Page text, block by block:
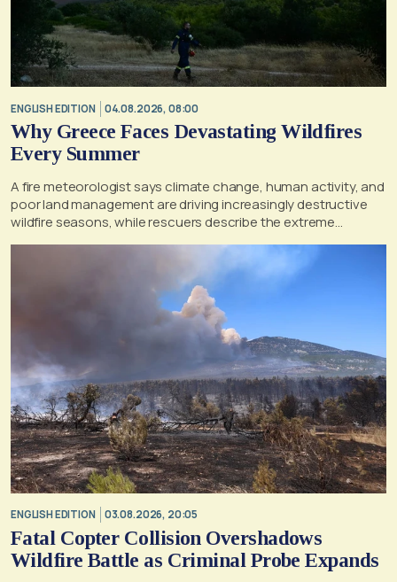
ENGLISH EDITION 04.08.2026, 08:00
Why Greece Faces Devastating Wildfires
Every Summer
A fire meteorologist says climate change, human activity, and
poor land management are driving increasingly destructive
wildfire seasons, while rescuers describe the extreme
ENGLISH EDITION 03.08.2026, 20:05
Fatal Copter Collision Overshadows
Wildfire Battle as Criminal Probe Expands